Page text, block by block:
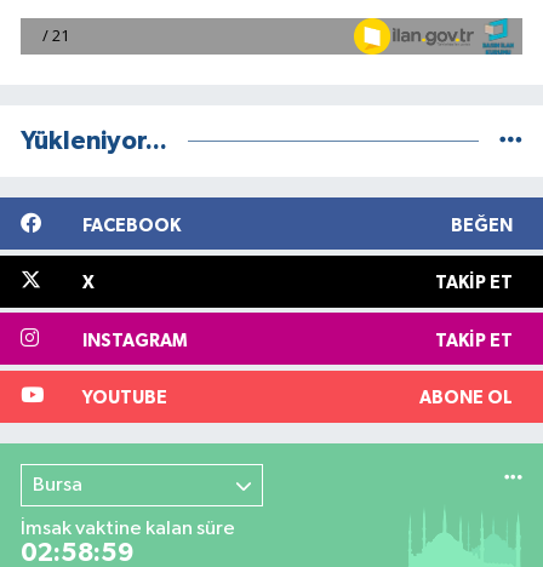
Yükleniyor...
FACEBOOK BEĞEN
X TAKIP ET
INSTAGRAM TAKIP ET
YOUTUBE ABONE OL
Bursa
İmsak vaktine kalan süre
02:58:59